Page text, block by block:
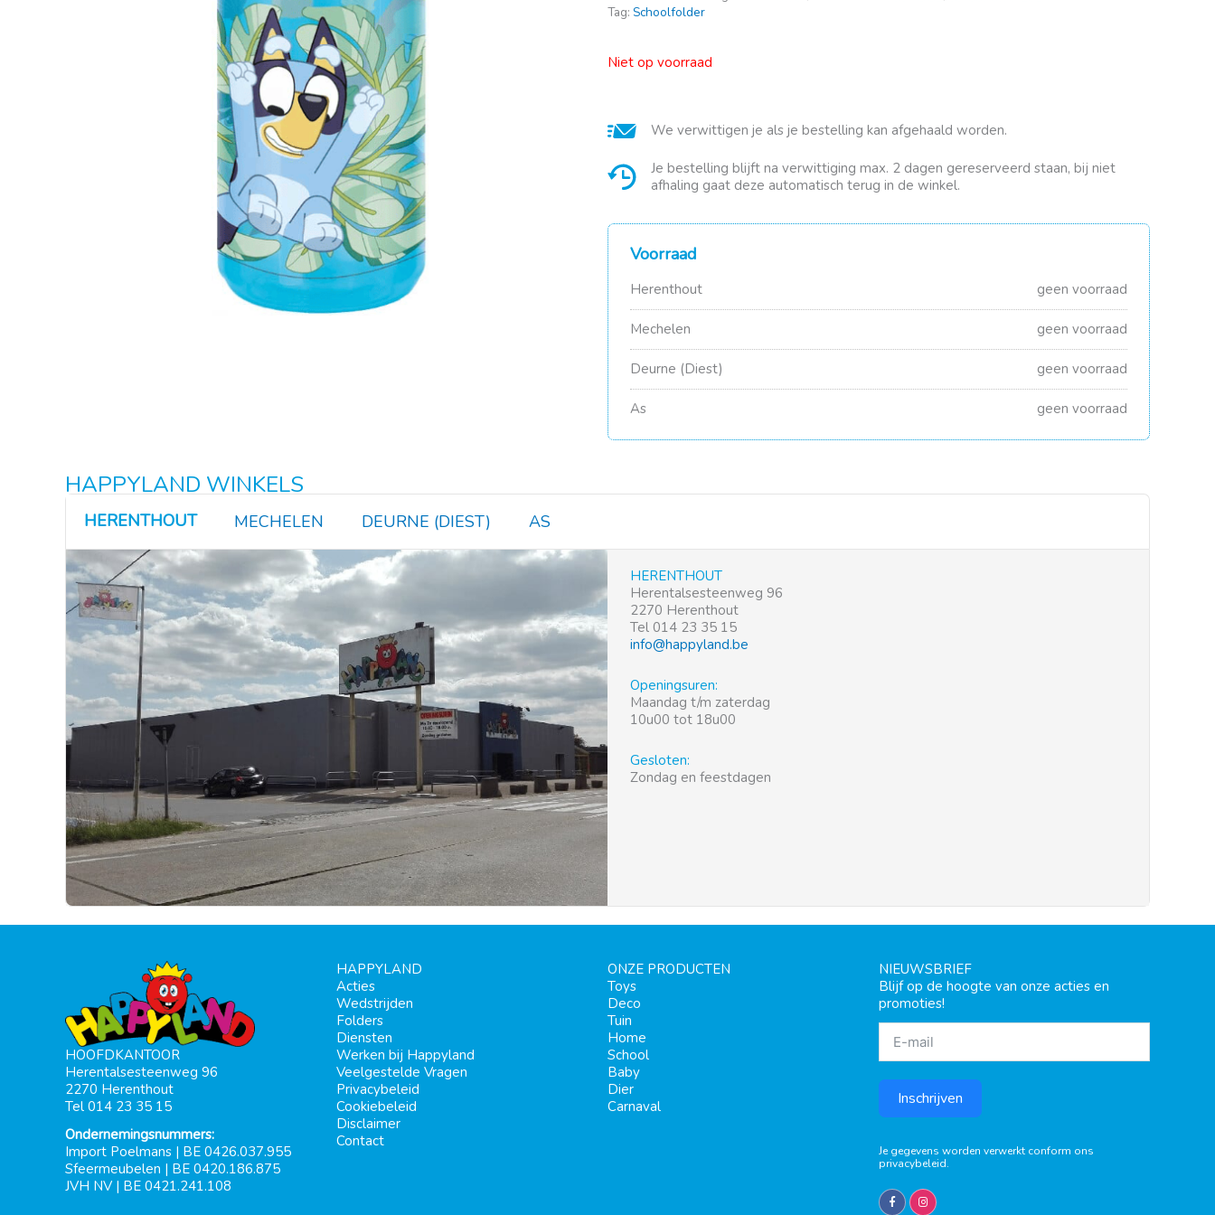
Tag: Schoolfolder
Niet op voorraad
We verwittigen je als je bestelling kan afgehaald worden.
Je bestelling blijft na verwittiging max. 2 dagen gereserveerd staan, bij niet
afhaling gaat deze automatisch terug in de winkel.
Voorraad
Herenthout geen voorraad
Mechelen geen voorraad
Deurne (Diest) geen voorraad
As geen voorraad
HAPPYLAND WINKELS
HERENTHOUT MECHELEN DEURNE (DIEST) AS
HERENTHOUT
Herentalsesteenweg 96
2270 Herenthout
Tel 014 23 35 15
info@happyland.be
Openingsuren:
Maandag t/m zaterdag
10u00 tot 18u00
Gesloten:
Zondag en feestdagen
HOOFDKANTOOR
Herentalsesteenweg 96
2270 Herenthout
Tel 014 23 35 15
Ondernemingsnummers:
Import Poelmans | BE 0426.037.955
Sfeermeubelen | BE 0420.186.875
JVH NV | BE 0421.241.108
HAPPYLAND
Acties
Wedstrijden
Folders
Diensten
Werken bij Happyland
Veelgestelde Vragen
Privacybeleid
Cookiebeleid
Disclaimer
Contact
ONZE PRODUCTEN
Toys
Deco
Tuin
Home
School
Baby
Dier
Carnaval
NIEUWSBRIEF
Blijf op de hoogte van onze acties en
promoties!
Inschrijven
Je gegevens worden verwerkt conform ons
privacybeleid.